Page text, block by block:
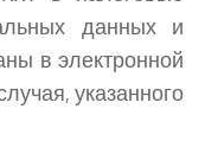
данных и
в электронной
указанного